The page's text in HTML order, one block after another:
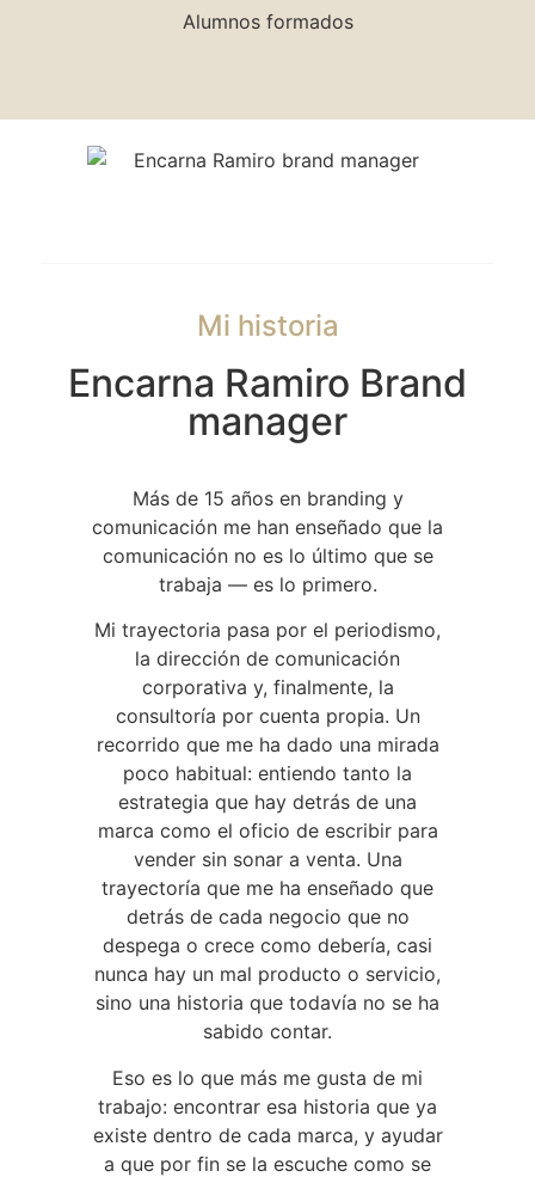
Alumnos formados
Mi historia
Encarna Ramiro Brand
manager
Más de 15 años en branding y
comunicación me han enseñado que la
comunicación no es lo último que se
trabaja — es lo primero.
Mi trayectoria pasa por el periodismo,
la dirección de comunicación
corporativa y, finalmente, la
consultoría por cuenta propia. Un
recorrido que me ha dado una mirada
poco habitual: entiendo tanto la
estrategia que hay detrás de una
marca como el oficio de escribir para
vender sin sonar a venta. Una
trayectoría que me ha enseñado que
detrás de cada negocio que no
despega o crece como debería, casi
nunca hay un mal producto o servicio,
sino una historia que todavía no se ha
sabido contar.
Eso es lo que más me gusta de mi
trabajo: encontrar esa historia que ya
existe dentro de cada marca, y ayudar
a que por fin se la escuche como se